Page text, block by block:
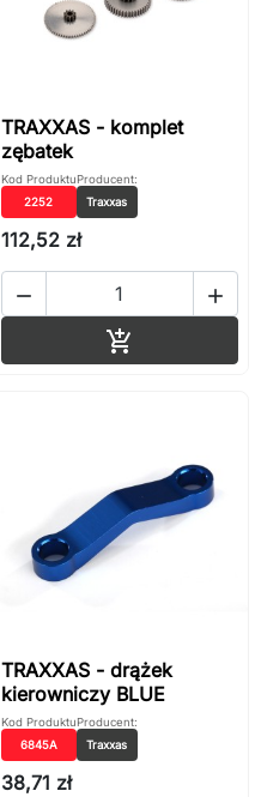
TRAXXAS - komplet
zębatek
Kod Produktu
2252
Producent:
Traxxas
112,52 zł
 

TRAXXAS - drążek
kierowniczy BLUE
Kod Produktu
6845A
Producent:
Traxxas
38,71 zł